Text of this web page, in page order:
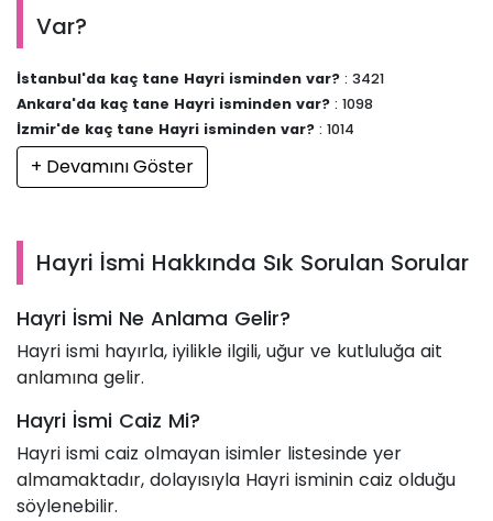
Var?
İstanbul'da kaç tane Hayri isminden var? : 3421
Ankara'da kaç tane Hayri isminden var? : 1098
İzmir'de kaç tane Hayri isminden var? : 1014
+ Devamını Göster
Hayri İsmi Hakkında Sık Sorulan Sorular
Hayri İsmi Ne Anlama Gelir?
Hayri ismi hayırla, iyilikle ilgili, uğur ve kutluluğa ait
anlamına gelir.
Hayri İsmi Caiz Mi?
Hayri ismi caiz olmayan isimler listesinde yer
almamaktadır, dolayısıyla Hayri isminin caiz olduğu
söylenebilir.